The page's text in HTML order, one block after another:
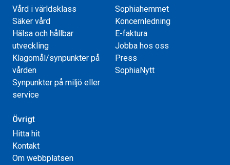
Vård i världsklass
Säker vård
Hälsa och hållbar
utveckling
Klagomål/synpunkter på
vården
Synpunkter på miljö eller
service
Sophiahemmet
Koncernledning
E-faktura
Jobba hos oss
Press
SophiaNytt
Övrigt
Hitta hit
Kontakt
Om webbplatsen